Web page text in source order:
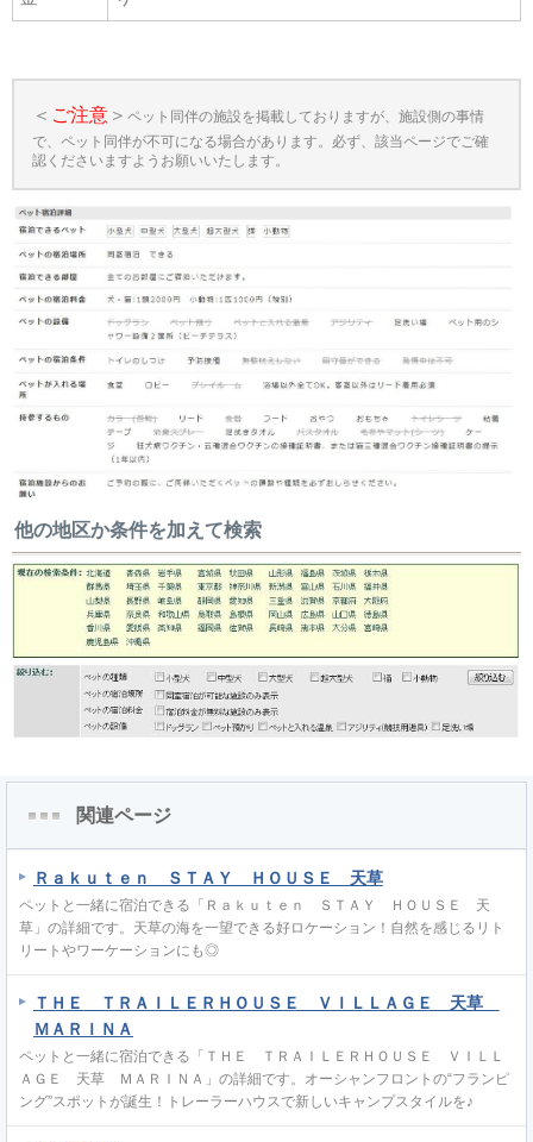
＜ ご注意＞ ペット同伴の施設を掲載しておりますが、施設側の事情
で、ペット同伴が不可になる場合があります。必ず、該当ページでご確
認くださいますようお願いいたします。
他の地区か条件を加えて検索
関連ページ
Ｒａｋｕｔｅｎ ＳＴＡＹ ＨＯＵＳＥ 天草
ペットと一緒に宿泊できる「Ｒａｋｕｔｅｎ ＳＴＡＹ ＨＯＵＳＥ 天
草」の詳細です。天草の海を一望できる好ロケーション！自然を感じるリト
リートやワーケーションにも◎
ＴＨＥ ＴＲＡＩＬＥＲＨＯＵＳＥ ＶＩＬＬＡＧＥ 天草
ＭＡＲＩＮＡ
ペットと一緒に宿泊できる「ＴＨＥ ＴＲＡＩＬＥＲＨＯＵＳＥ ＶＩＬＬ
ＡＧＥ 天草 ＭＡＲＩＮＡ」の詳細です。オーシャンフロントの“フランピ
ング”スポットが誕生！トレーラーハウスで新しいキャンプスタイルを♪